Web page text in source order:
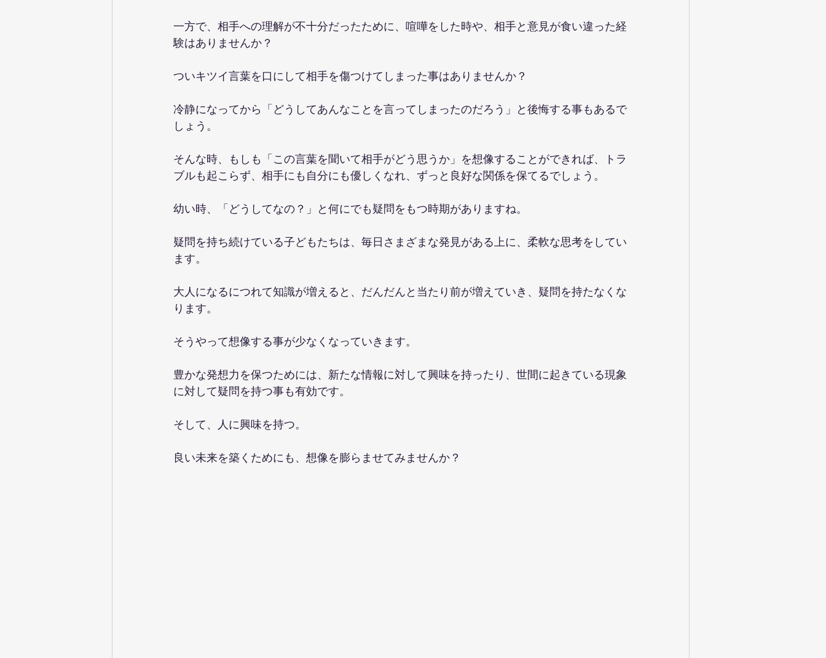
一方で、相手への理解が不十分だったために、喧嘩をした時や、相手と意見が食い違った経
験はありませんか？
ついキツイ言葉を口にして相手を傷つけてしまった事はありませんか？
冷静になってから「どうしてあんなことを言ってしまったのだろう」と後悔する事もあるで
しょう。
そんな時、もしも「この言葉を聞いて相手がどう思うか」を想像することができれば、トラ
ブルも起こらず、相手にも自分にも優しくなれ、ずっと良好な関係を保てるでしょう。
幼い時、「どうしてなの？」と何にでも疑問をもつ時期がありますね。
疑問を持ち続けている子どもたちは、毎日さまざまな発見がある上に、柔軟な思考をしてい
ます。
大人になるにつれて知識が増えると、だんだんと当たり前が増えていき、疑問を持たなくな
ります。
そうやって想像する事が少なくなっていきます。
豊かな発想力を保つためには、新たな情報に対して興味を持ったり、世間に起きている現象
に対して疑問を持つ事も有効です。
そして、人に興味を持つ。
良い未来を築くためにも、想像を膨らませてみませんか？